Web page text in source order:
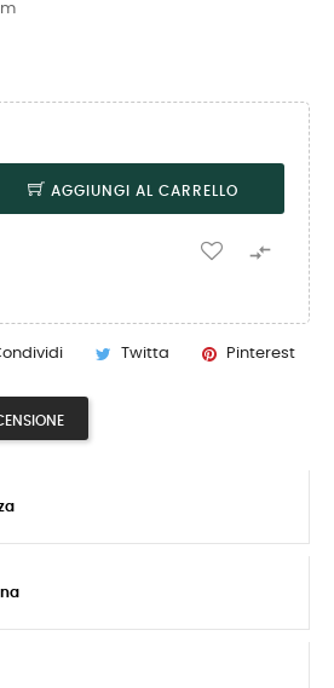
AGGIUNGI AL CARRELLO

Twitta Pinterest